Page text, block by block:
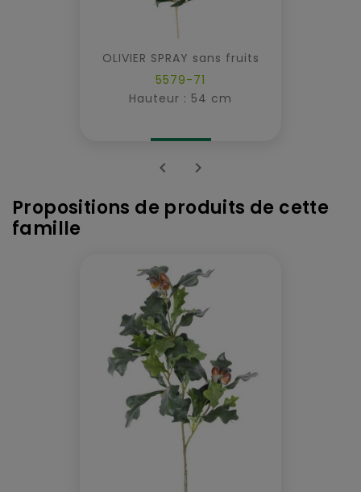
OLIVIER SPRAY sans fruits
5579-71
Hauteur : 54 cm
 
Propositions de produits de cette
famille